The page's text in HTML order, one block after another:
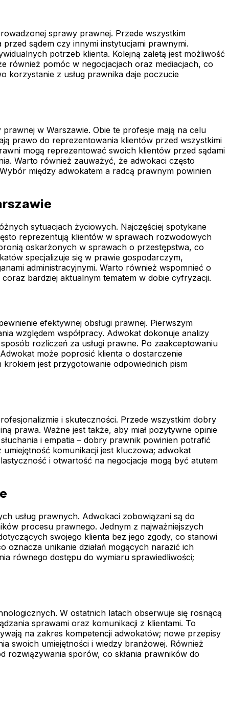
sprawy prawnej. Przede wszystkim
sądem czy innymi instytucjami prawnymi.
potrzeb klienta. Kolejną zaletą jest możliwość
również pomóc w negocjacjach oraz mediacjach, co
korzystanie z usług prawnika daje poczucie
w Warszawie. Obie te profesje mają na celu
prawo do reprezentowania klientów przed wszystkimi
mogą reprezentować swoich klientów przed sądami
Warto również zauważyć, że adwokaci często
między adwokatem a radcą prawnym powinien
sytuacjach życiowych. Najczęściej spotykane
reprezentują klientów w sprawach rozwodowych
oskarżonych w sprawach o przestępstwa, co
specjalizuje się w prawie gospodarczym,
administracyjnymi. Warto również wspomnieć o
bardziej aktualnym tematem w dobie cyfryzacji.
efektywnej obsługi prawnej. Pierwszym
względem współpracy. Adwokat dokonuje analizy
rozliczeń za usługi prawne. Po zaakceptowaniu
może poprosić klienta o dostarczenie
jest przygotowanie odpowiednich pism
i skuteczności. Przede wszystkim dobry
prawa. Ważne jest także, aby miał pozytywne opinie
i empatia – dobry prawnik powinien potrafić
komunikacji jest kluczowa; adwokat
i otwartość na negocjacje mogą być atutem
usług prawnych. Adwokaci zobowiązani są do
procesu prawnego. Jednym z najważniejszych
swojego klienta bez jego zgody, co stanowi
oznacza unikanie działań mogących narazić ich
równego dostępu do wymiaru sprawiedliwości;
W ostatnich latach obserwuje się rosnącą
sprawami oraz komunikacji z klientami. To
na zakres kompetencji adwokatów; nowe przepisy
swoich umiejętności i wiedzy branżowej. Również
rozwiązywania sporów, co skłania prawników do